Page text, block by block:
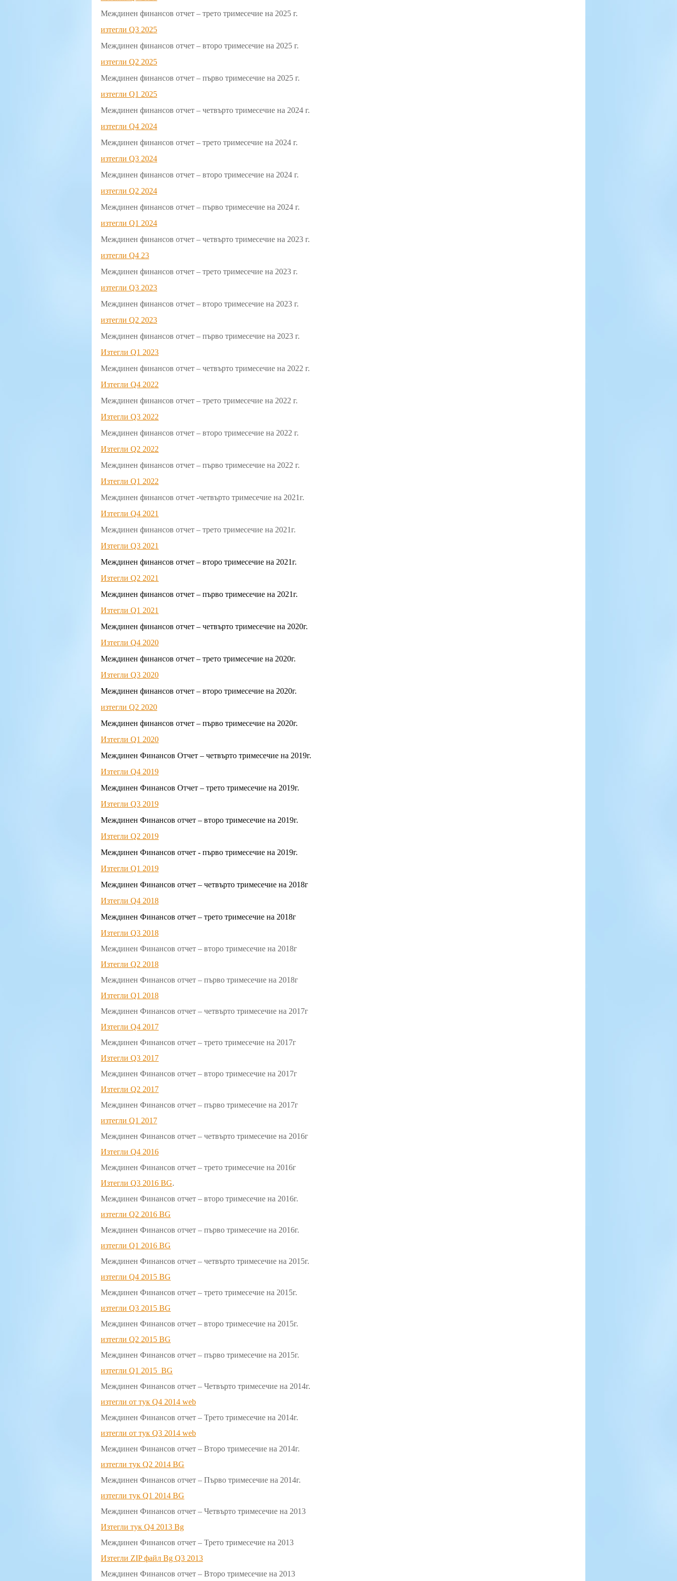
Междинен финансов отчет – трето тримесечие на 2025 г.
изтегли Q3 2025
Междинен финансов отчет – второ тримесечие на 2025 г.
изтегли Q2 2025
Междинен финансов отчет – първо тримесечие на 2025 г.
изтегли Q1 2025
Междинен финансов отчет – четвърто тримесечие на 2024 г.
изтегли Q4 2024
Междинен финансов отчет – трето тримесечие на 2024 г.
изтегли Q3 2024
Междинен финансов отчет – второ тримесечие на 2024 г.
изтегли Q2 2024
Междинен финансов отчет – първо тримесечие на 2024 г.
изтегли Q1 2024
Междинен финансов отчет – четвърто тримесечие на 2023 г.
изтегли Q4 23
Междинен финансов отчет – трето тримесечие на 2023 г.
изтегли Q3 2023
Междинен финансов отчет – второ тримесечие на 2023 г.
изтегли Q2 2023
Междинен финансов отчет – първо тримесечие на 2023 г.
Изтегли Q1 2023
Междинен финансов отчет – четвърто тримесечие на 2022 г.
Изтегли Q4 2022
Междинен финансов отчет – трето тримесечие на 2022 г.
Изтегли Q3 2022
Междинен финансов отчет – второ тримесечие на 2022 г.
Изтегли Q2 2022
Междинен финансов отчет – първо тримесечие на 2022 г.
Изтегли Q1 2022
Междинен финансов отчет -четвърто тримесечие на 2021г.
Изтегли Q4 2021
Междинен финансов отчет – трето тримесечие на 2021г.
Изтегли Q3 2021
Междинен финансов отчет – второ тримесечие на 2021г.
Изтегли Q2 2021
Междинен финансов отчет – първо тримесечие на 2021г.
Изтегли Q1 2021
Междинен финансов отчет – четвърто тримесечие на 2020г.
Изтегли Q4 2020
Междинен финансов отчет – трето тримесечие на 2020г.
Изтегли Q3 2020
Междинен финансов отчет – второ тримесечие на 2020г.
изтегли Q2 2020
Междинен финансов отчет – първо тримесечие на 2020г.
Изтегли Q1 2020
Междинен Финансов Отчет – четвърто тримесечие на 2019г.
Изтегли Q4 2019
Междинен Финансов Отчет – трето тримесечие на 2019г.
Изтегли Q3 2019
Междинен Финансов отчет – второ тримесечие на 2019г.
Изтегли Q2 2019
Междинен Финансов отчет - първо тримесечие на 2019г.
Изтегли Q1 2019
Междинен Финансов отчет – четвърто тримесечие на 2018г
Изтегли Q4 2018
Междинен Финансов отчет – трето тримесечие на 2018г
Изтегли Q3 2018
Междинен Финансов отчет – второ тримесечие на 2018г
Изтегли Q2 2018
Междинен Финансов отчет – първо тримесечие на 2018г
Изтегли Q1 2018
Междинен Финансов отчет – четвърто тримесечие на 2017г
Изтегли Q4 2017
Междинен Финансов отчет – трето тримесечие на 2017г
Изтегли Q3 2017
Междинен Финансов отчет – второ тримесечие на 2017г
Изтегли Q2 2017
Междинен Финансов отчет – първо тримесечие на 2017г
изтегли Q1 2017
Междинен Финансов отчет – четвърто тримесечие на 2016г
Изтегли Q4 2016
Междинен Финансов отчет – трето тримесечие на 2016г
Изтегли Q3 2016 BG.
Междинен Финансов отчет – второ тримесечие на 2016г.
изтегли Q2 2016 BG
Междинен Финансов отчет – първо тримесечие на 2016г.
изтегли Q1 2016 BG
Междинен Финансов отчет – четвърто тримесечие на 2015г.
изтегли Q4 2015 BG
Междинен Финансов отчет – трето тримесечие на 2015г.
изтегли Q3 2015 BG
Междинен Финансов отчет – второ тримесечие на 2015г.
изтегли Q2 2015 BG
Междинен Финансов отчет – първо тримесечие на 2015г.
изтегли Q1 2015_BG
Междинен Финансов отчет – Четвърто тримесечие на 2014г.
изтегли от тук Q4 2014 web
Междинен Финансов отчет – Трето тримесечие на 2014г.
изтегли от тук Q3 2014 web
Междинен Финансов отчет – Второ тримесечие на 2014г.
изтегли тук Q2 2014 BG
Междинен Финансов отчет – Първо тримесечие на 2014г.
изтегли тук Q1 2014 BG
Междинен Финансов отчет – Четвърто тримесечие на 2013
Изтегли тук Q4 2013 Bg
Междинен Финансов отчет – Трето тримесечие на 2013
Изтегли ZIP файл Bg Q3 2013
Междинен Финансов отчет – Второ тримесечие на 2013